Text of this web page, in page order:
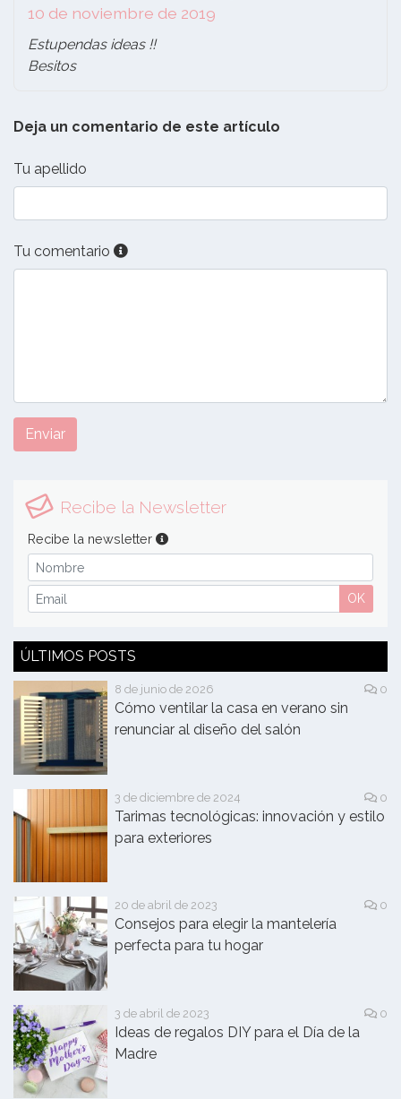
10 de noviembre de 2019
Estupendas ideas !!
Besitos
Deja un comentario de este artículo
Tu apellido
Tu comentario
Enviar
Recibe la Newsletter
Recibe la newsletter
OK
ÚLTIMOS POSTS
8 de junio de 2026 0
Cómo ventilar la casa en verano sin
renunciar al diseño del salón
3 de diciembre de 2024 0
Tarimas tecnológicas: innovación y estilo
para exteriores
20 de abril de 2023 0
Consejos para elegir la mantelería
perfecta para tu hogar
3 de abril de 2023 0
Ideas de regalos DIY para el Día de la
Madre